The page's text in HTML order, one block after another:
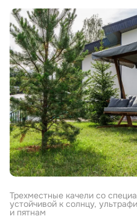
Трехместные качели со
устойчивой к солнцу,
и пятнам